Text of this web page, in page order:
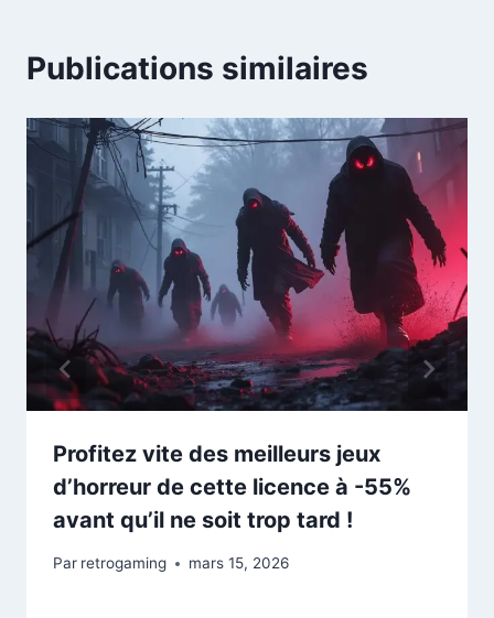
Publications similaires
Profitez vite des meilleurs jeux
d’horreur de cette licence à -55%
avant qu’il ne soit trop tard !
Par retrogaming mars 15, 2026